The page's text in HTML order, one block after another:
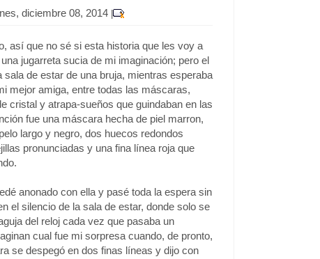
diciembre 08, 2014
así que no sé si esta historia que les voy a
jugarreta sucia de mi imaginación; pero el
sala de estar de una bruja, mientras esperaba
mejor amiga, entre todas las máscaras,
cristal y atrapa-sueños que guindaban en las
fue una máscara hecha de piel marron,
largo y negro, dos huecos redondos
pronunciadas y una fina línea roja que
anonado con ella y pasé toda la espera sin
el silencio de la sala de estar, donde solo se
del reloj cada vez que pasaba un
cual fue mi sorpresa cuando, de pronto,
se despegó en dos finas líneas y dijo con